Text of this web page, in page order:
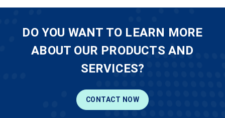
DO YOU WANT TO LEARN MORE
ABOUT OUR PRODUCTS AND
SERVICES?
CONTACT NOW